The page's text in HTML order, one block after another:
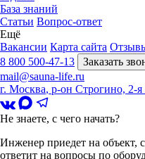
База знаний
Статьи Вопрос-ответ
Ещё
Вакансии Карта сайта
8 800 500-47-13
Заказать
mail@sauna-life.ru
г. Москва, р-он Строгино, 2-я
Не знаете, с чего начать?
Инженер приедет на объект,
ответит на вопросы по